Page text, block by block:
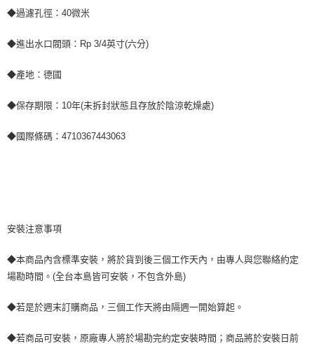
◆過濾孔徑：40微米
◆進出水口閥頭：Rp 3/4英寸(六分)
◆產地：德國
◆保存期限：10年(未拆封狀態且存放於陰涼乾燥處)
◆國際條碼：4710367443063
安裝注意事項
◆本商品內含標準安裝，將於貨到後三個工作天內，由專人與您聯絡約定
場勘時間。(全台本島皆可安裝，不包含外島)
◆若是於週末訂購商品，三個工作天將由隔週一開始算起。
◆若商品可安裝，原廠專人將於場勘完約定安裝時間；商品將於安裝日前